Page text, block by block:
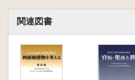
三ツ寺I追跡(上野国)、小角田
妙見堂遺跡(下総国)、城之越遺
之城遺跡(上野国)、平安京(山
(陸奥国)、下大井遣跡(常陸国)
関連図書